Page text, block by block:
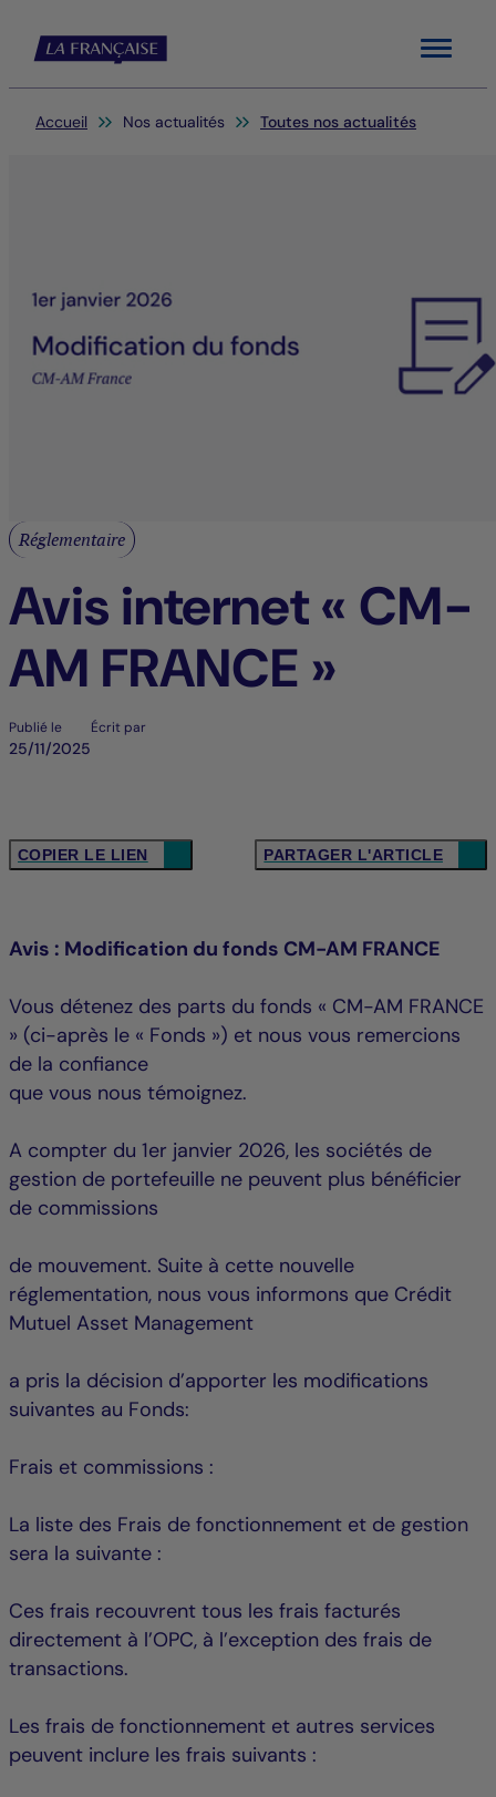
Menu
Vous êtes ici:
Accueil Nos actualités Toutes nos actualités
Réglementaire
Avis internet « CM-
AM FRANCE »
Publié le
25/11/2025
Écrit par
COPIER LE LIEN PARTAGER L'ARTICLE
Avis : Modification du fonds CM-AM FRANCE
Vous détenez des parts du fonds « CM-AM FRANCE
» (ci-après le « Fonds ») et nous vous remercions
de la confiance
que vous nous témoignez.
A compter du 1er janvier 2026, les sociétés de
gestion de portefeuille ne peuvent plus bénéficier
de commissions
de mouvement. Suite à cette nouvelle
réglementation, nous vous informons que Crédit
Mutuel Asset Management
a pris la décision d’apporter les modifications
suivantes au Fonds:
Frais et commissions :
La liste des Frais de fonctionnement et de gestion
sera la suivante :
Ces frais recouvrent tous les frais facturés
directement à l’OPC, à l’exception des frais de
transactions.
Les frais de fonctionnement et autres services
peuvent inclure les frais suivants :